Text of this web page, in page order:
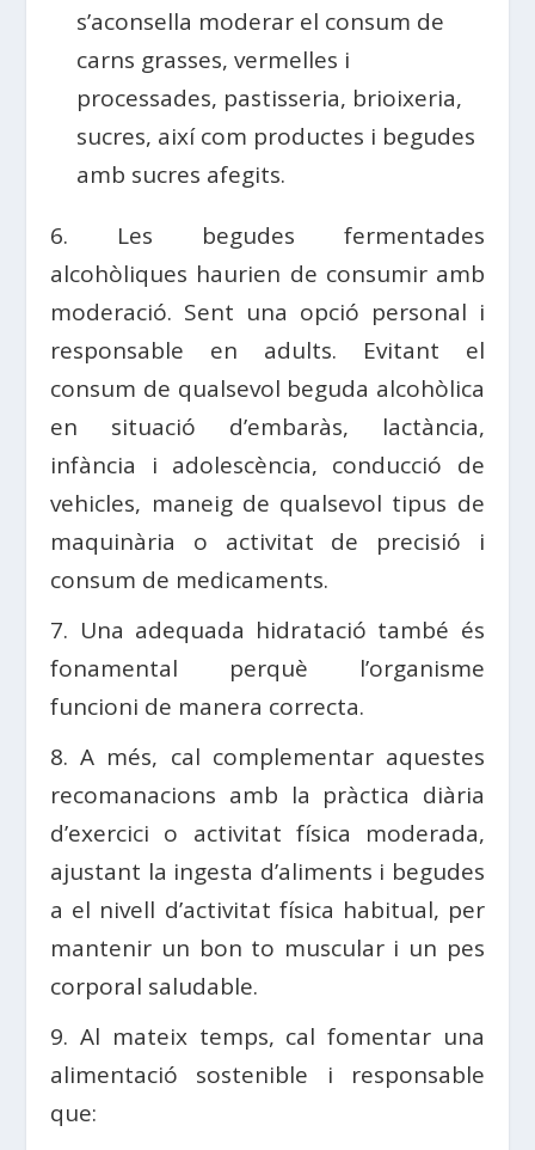
s’aconsella moderar el consum de
carns grasses, vermelles i
processades, pastisseria, brioixeria,
sucres, així com productes i begudes
amb sucres afegits.
6. Les begudes fermentades
alcohòliques haurien de consumir amb
moderació. Sent una opció personal i
responsable en adults. Evitant el
consum de qualsevol beguda alcohòlica
en situació d’embaràs, lactància,
infància i adolescència, conducció de
vehicles, maneig de qualsevol tipus de
maquinària o activitat de precisió i
consum de medicaments.
7. Una adequada hidratació també és
fonamental perquè l’organisme
funcioni de manera correcta.
8. A més, cal complementar aquestes
recomanacions amb la pràctica diària
d’exercici o activitat física moderada,
ajustant la ingesta d’aliments i begudes
a el nivell d’activitat física habitual, per
mantenir un bon to muscular i un pes
corporal saludable.
9. Al mateix temps, cal fomentar una
alimentació sostenible i responsable
que: